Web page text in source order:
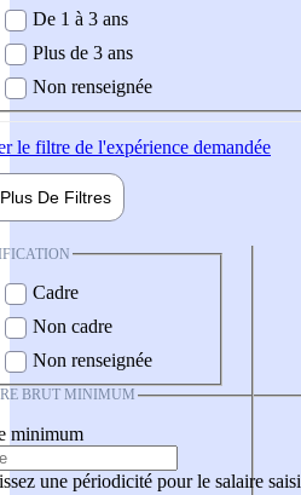
De 1 à 3 ans
Plus de 3 ans
Non renseignée
le filtre de l'expérience demandée
Plus De Filtres
Cadre
Non cadre
Non renseignée
BRUT MINIMUM
minimum
une périodicité pour le salaire saisi